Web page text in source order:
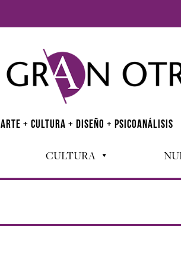
ARTE + CULTURA + DISEÑO + PSICOANÁLISIS
CULTURA